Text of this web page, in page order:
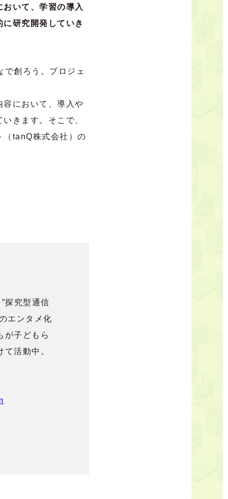
いて、学習の導入
研究開発していき
創ろう。プロジェ
において、導入や
きます。そこで、
（tanQ株式会社）の
探究型通信
エンタメ化
が子どもら
活動中。